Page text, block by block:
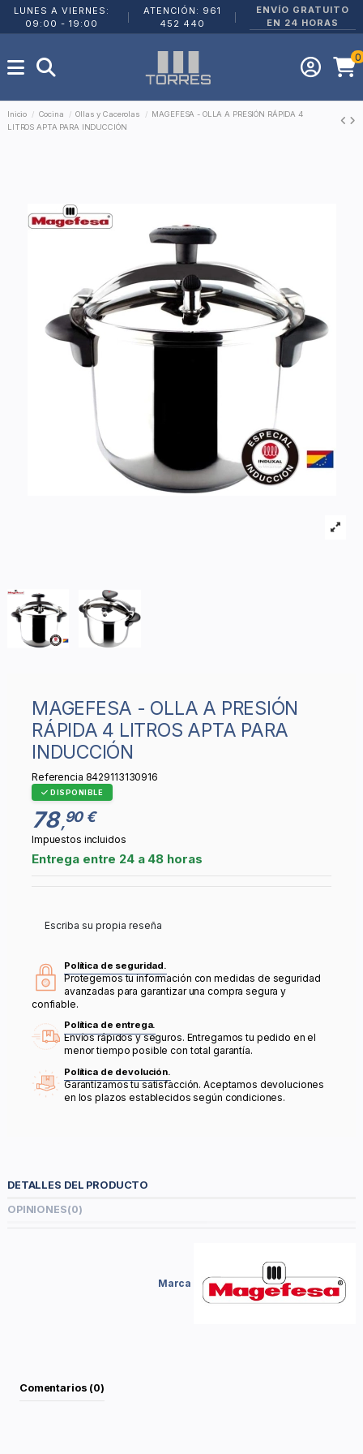
LUNES A VIERNES:
09:00 - 19:00
ATENCIÓN: 961
452 440
ENVÍO GRATUITO
EN 24 HORAS
0
Inicio Cocina Ollas y Cacerolas
MAGEFESA - OLLA A PRESIÓN RÁPIDA 4
LITROS APTA PARA INDUCCIÓN
MAGEFESA - OLLA A PRESIÓN
RÁPIDA 4 LITROS APTA PARA
INDUCCIÓN
Referencia 8429113130916
DISPONIBLE
78 ,90 €
Impuestos incluidos
Entrega entre 24 a 48 horas
Escriba su propia reseña
Política de seguridad.
Protegemos tu información con medidas de seguridad
avanzadas para garantizar una compra segura y
confiable.
Política de entrega.
Envíos rápidos y seguros. Entregamos tu pedido en el
menor tiempo posible con total garantía.
Política de devolución.
Garantizamos tu satisfacción. Aceptamos devoluciones
en los plazos establecidos según condiciones.
DETALLES DEL PRODUCTO
OPINIONES(0)
Marca
Comentarios (0)